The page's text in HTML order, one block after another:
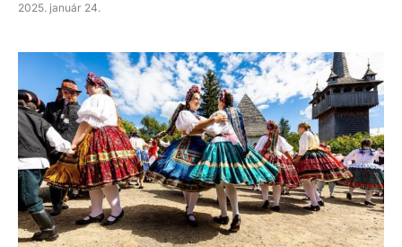
2025. január 24.